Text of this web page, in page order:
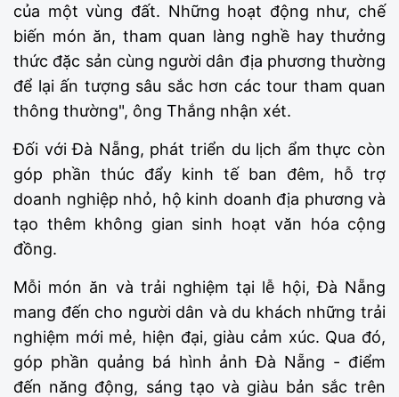
của một vùng đất. Những hoạt động như, chế
biến món ăn, tham quan làng nghề hay thưởng
thức đặc sản cùng người dân địa phương thường
để lại ấn tượng sâu sắc hơn các tour tham quan
thông thường", ông Thắng nhận xét.
Đối với Đà Nẵng, phát triển du lịch ẩm thực còn
góp phần thúc đẩy kinh tế ban đêm, hỗ trợ
doanh nghiệp nhỏ, hộ kinh doanh địa phương và
tạo thêm không gian sinh hoạt văn hóa cộng
đồng.
Mỗi món ăn và trải nghiệm tại lễ hội, Đà Nẵng
mang đến cho người dân và du khách những trải
nghiệm mới mẻ, hiện đại, giàu cảm xúc. Qua đó,
góp phần quảng bá hình ảnh Đà Nẵng - điểm
đến năng động, sáng tạo và giàu bản sắc trên